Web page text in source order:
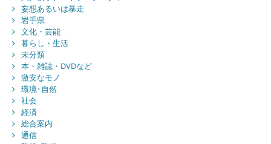
妄想あるいは暴走
岩手県
文化・芸能
暮らし・生活
未分類
本・雑誌・DVDなど
激安なモノ
環境･自然
社会
経済
総合案内
通信